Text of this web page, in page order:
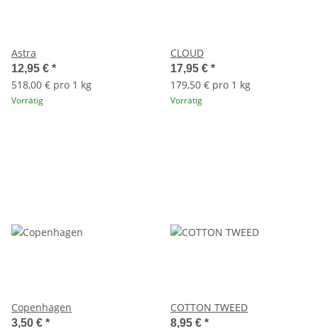
Astra
12,95 € *
518,00 € pro 1 kg
Vorrätig
CLOUD
17,95 € *
179,50 € pro 1 kg
Vorrätig
Copenhagen
3,50 € *
COTTON TWEED
8,95 € *